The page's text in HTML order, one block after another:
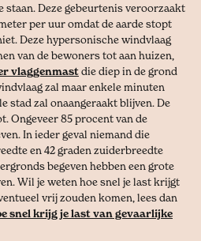
staan. Deze gebeurtenis veroorzaakt
per uur omdat de aarde stopt
Deze hypersonische windvlaag
van de bewoners tot aan huizen,
vlaggenmastdie diep in de grond
zal maar enkele minuten
stad zal onaangeraakt blijven. De
Ongeveer 85 procent van de
In ieder geval niemand die
en 42 graden zuiderbreedte
begeven hebben een grote
Wil je weten hoe snel je last krijgt
vrij zouden komen, lees dan
snel krijg je last van gevaarlijke